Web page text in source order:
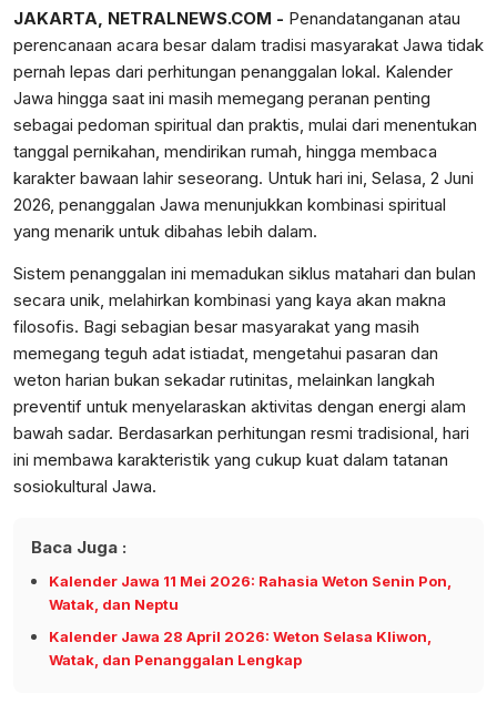
JAKARTA, NETRALNEWS.COM - Penandatanganan atau
perencanaan acara besar dalam tradisi masyarakat Jawa tidak
pernah lepas dari perhitungan penanggalan lokal. Kalender
Jawa hingga saat ini masih memegang peranan penting
sebagai pedoman spiritual dan praktis, mulai dari menentukan
tanggal pernikahan, mendirikan rumah, hingga membaca
karakter bawaan lahir seseorang. Untuk hari ini, Selasa, 2 Juni
2026, penanggalan Jawa menunjukkan kombinasi spiritual
yang menarik untuk dibahas lebih dalam.
Sistem penanggalan ini memadukan siklus matahari dan bulan
secara unik, melahirkan kombinasi yang kaya akan makna
filosofis. Bagi sebagian besar masyarakat yang masih
memegang teguh adat istiadat, mengetahui pasaran dan
weton harian bukan sekadar rutinitas, melainkan langkah
preventif untuk menyelaraskan aktivitas dengan energi alam
bawah sadar. Berdasarkan perhitungan resmi tradisional, hari
ini membawa karakteristik yang cukup kuat dalam tatanan
sosiokultural Jawa.
Baca Juga :
Kalender Jawa 11 Mei 2026: Rahasia Weton Senin Pon,
Watak, dan Neptu
Kalender Jawa 28 April 2026: Weton Selasa Kliwon,
Watak, dan Penanggalan Lengkap